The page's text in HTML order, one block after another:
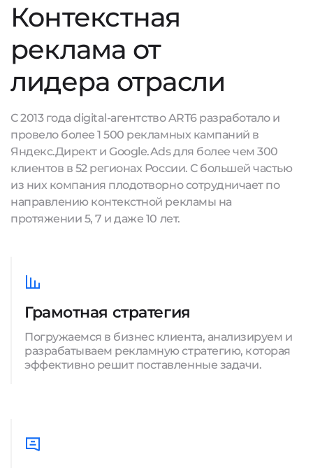
Контекстная
реклама от
лидера отрасли
С 2013 года digital-агентство ART6 разработало и
провело более 1 500 рекламных кампаний в
Яндекс.Директ и Google.Ads для более чем 300
клиентов в 52 регионах России. С большей частью
из них компания плодотворно сотрудничает по
направлению контекстной рекламы на
протяжении 5, 7 и даже 10 лет.
Грамотная стратегия
Погружаемся в бизнес клиента, анализируем и
разрабатываем рекламную стратегию, которая
эффективно решит поставленные задачи.